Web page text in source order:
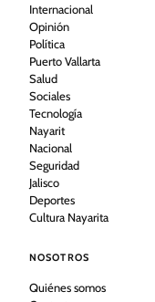
Internacional
Opinión
Política
Puerto Vallarta
Salud
Sociales
Tecnología
Nayarit
Nacional
Seguridad
Jalisco
Deportes
Cultura Nayarita
NOSOTROS
Quiénes somos